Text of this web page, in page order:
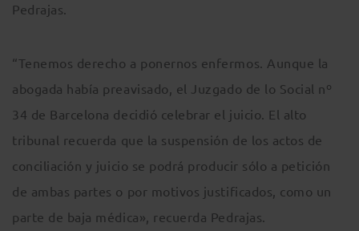
Pedrajas.
“Tenemos derecho a ponernos enfermos. Aunque la
abogada había preavisado, el Juzgado de lo Social nº
34 de Barcelona decidió celebrar el juicio. El alto
tribunal recuerda que la suspensión de los actos de
conciliación y juicio se podrá producir sólo a petición
de ambas partes o por motivos justificados, como un
parte de baja médica», recuerda Pedrajas.